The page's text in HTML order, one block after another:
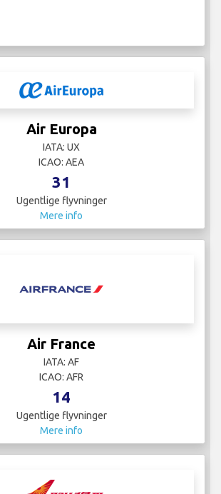
Air Europa
IATA: UX
ICAO: AEA
31
Ugentlige flyvninger
Mere info
Air France
IATA: AF
ICAO: AFR
14
Ugentlige flyvninger
Mere info